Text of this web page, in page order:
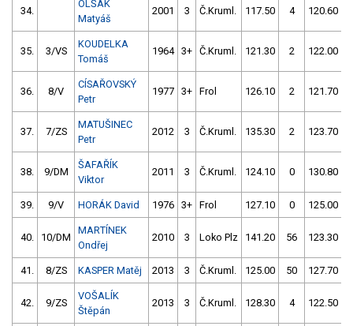
34.
OLŠÁK
Matyáš
2001 3 Č.Kruml. 117.50 4 120.60
35. 3/VS
KOUDELKA
Tomáš
1964 3+ Č.Kruml. 121.30 2 122.00
36. 8/V
CÍSAŘOVSKÝ
Petr
1977 3+ Frol 126.10 2 121.70
37. 7/ZS
MATUŠINEC
Petr
2012 3 Č.Kruml. 135.30 2 123.70
38. 9/DM
ŠAFAŘÍK
Viktor
2011 3 Č.Kruml. 124.10 0 130.80
39. 9/V HORÁK David 1976 3+ Frol 127.10 0 125.00
40. 10/DM
MARTÍNEK
Ondřej
2010 3 Loko Plz 141.20 56 123.30
41. 8/ZS KASPER Matěj 2013 3 Č.Kruml. 125.00 50 127.70
42. 9/ZS
VOŠALÍK
Štěpán
2013 3 Č.Kruml. 128.30 4 122.50